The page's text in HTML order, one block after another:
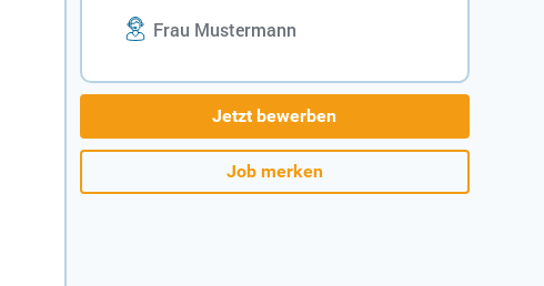
Frau Mustermann
Jetzt bewerben
Job merken